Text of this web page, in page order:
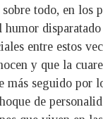
todo, en los
disparatado
entre estos
y que la
más seguido por
de